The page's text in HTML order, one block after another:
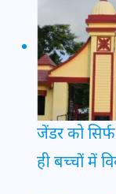
जेंडर को
ही बच्चों में